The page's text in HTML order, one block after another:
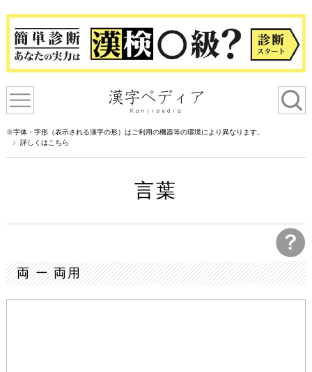
※字体・字形（表示される漢字の形）はご利用の機器等の環境により異なります。
詳しくはこちら
言葉
両 ー 両用